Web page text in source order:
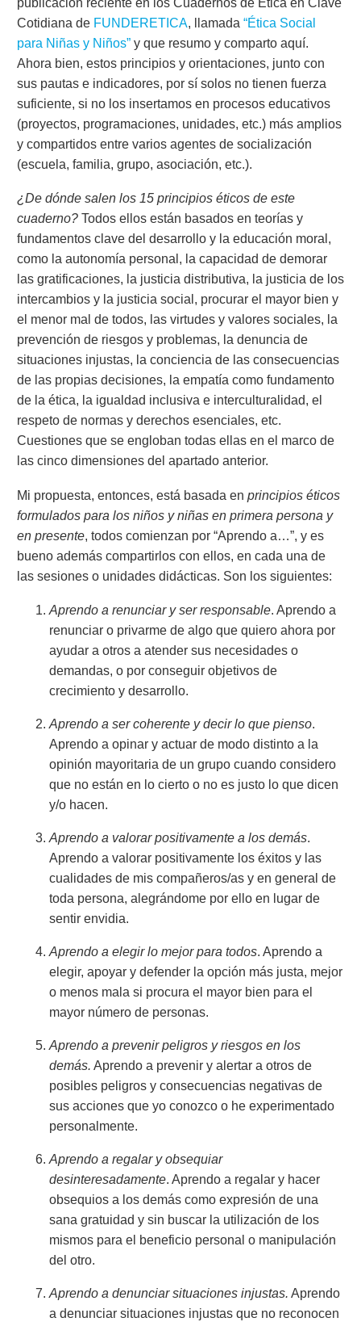
Cotidiana de FUNDERETICA, llamada “Ética Social
para Niñas y Niños” y que resumo y comparto aquí.
Ahora bien, estos principios y orientaciones, junto con
sus pautas e indicadores, por sí solos no tienen fuerza
suficiente, si no los insertamos en procesos educativos
(proyectos, programaciones, unidades, etc.) más amplios
y compartidos entre varios agentes de socialización
(escuela, familia, grupo, asociación, etc.).
¿De dónde salen los 15 principios éticos de este
cuaderno? Todos ellos están basados en teorías y
fundamentos clave del desarrollo y la educación moral,
como la autonomía personal, la capacidad de demorar
las gratificaciones, la justicia distributiva, la justicia de los
intercambios y la justicia social, procurar el mayor bien y
el menor mal de todos, las virtudes y valores sociales, la
prevención de riesgos y problemas, la denuncia de
situaciones injustas, la conciencia de las consecuencias
de las propias decisiones, la empatía como fundamento
de la ética, la igualdad inclusiva e interculturalidad, el
respeto de normas y derechos esenciales, etc.
Cuestiones que se engloban todas ellas en el marco de
las cinco dimensiones del apartado anterior.
Mi propuesta, entonces, está basada en principios éticos
formulados para los niños y niñas en primera persona y
en presente, todos comienzan por “Aprendo a…”, y es
bueno además compartirlos con ellos, en cada una de
las sesiones o unidades didácticas. Son los siguientes:
Aprendo a renunciar y ser responsable. Aprendo a
renunciar o privarme de algo que quiero ahora por
ayudar a otros a atender sus necesidades o
demandas, o por conseguir objetivos de
crecimiento y desarrollo.
Aprendo a ser coherente y decir lo que pienso.
Aprendo a opinar y actuar de modo distinto a la
opinión mayoritaria de un grupo cuando considero
que no están en lo cierto o no es justo lo que dicen
y/o hacen.
Aprendo a valorar positivamente a los demás.
Aprendo a valorar positivamente los éxitos y las
cualidades de mis compañeros/as y en general de
toda persona, alegrándome por ello en lugar de
sentir envidia.
Aprendo a elegir lo mejor para todos. Aprendo a
elegir, apoyar y defender la opción más justa, mejor
o menos mala si procura el mayor bien para el
mayor número de personas.
Aprendo a prevenir peligros y riesgos en los
demás. Aprendo a prevenir y alertar a otros de
posibles peligros y consecuencias negativas de
sus acciones que yo conozco o he experimentado
personalmente.
Aprendo a regalar y obsequiar
desinteresadamente. Aprendo a regalar y hacer
obsequios a los demás como expresión de una
sana gratuidad y sin buscar la utilización de los
mismos para el beneficio personal o manipulación
del otro.
Aprendo a denunciar situaciones injustas. Aprendo
a denunciar situaciones injustas que no reconocen